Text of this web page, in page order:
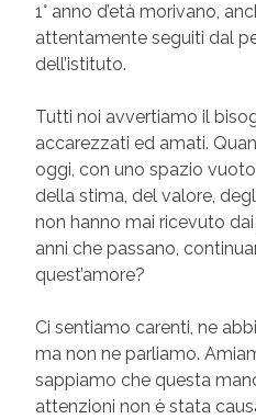
1° anno d’età morivano,
attentamente seguiti dal
dell’istituto.
Tutti noi avvertiamo il
accarezzati ed amati.
oggi, con uno spazio
della stima, del valore,
non hanno mai ricevuto
anni che passano,
quest’amore?
Ci sentiamo carenti, ne
ma non ne parliamo.
sappiamo che questa
attenzioni non è stata